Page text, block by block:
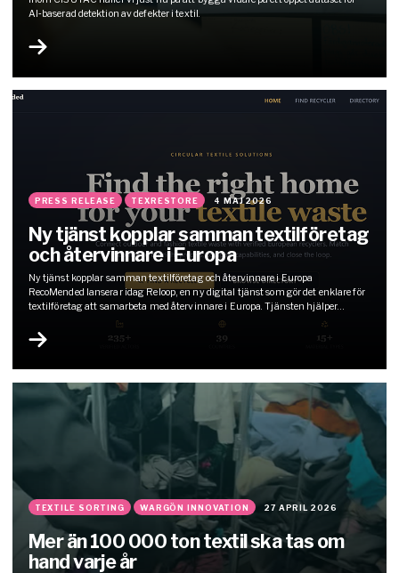
AI‑baserad detektion av defekter i textil.
PRESS RELEASE TEXRESTORE 4 MAJ 2026
Ny tjänst kopplar samman textilföretag
och återvinnare i Europa
Ny tjänst kopplar samman textilföretag och återvinnare i Europa
RecoMended lanserar idag Reloop, en ny digital tjänst som gör det enklare för
textilföretag att samarbeta med återvinnare i Europa. Tjänsten hjälper
företag att hitta och jämföra olika återvinningslösningar. Genom att samla
dessa på ett ställe ska Reloop bidra till ökad cirkularitet och mer effektiva
materialflöden…
TEXTILE SORTING WARGÖN INNOVATION 27 APRIL 2026
Mer än 100 000 ton textil ska tas om
hand varje år